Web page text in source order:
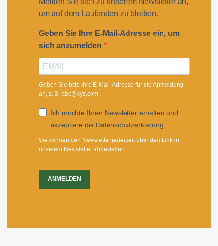
um auf dem Laufenden zu bleiben.
Geben Sie Ihre E-Mail-Adresse ein, um
sich anzumelden
Geben Sie bitte Ihre E-Mail-Adresse für die Anmeldung
an, z. B. abc@xyz.com.
Ich möchte Ihren Newsletter erhalten und
akzeptiere die Datenschutzerklärung.
Sie können den Newsletter jederzeit über den Link in
unserem Newsletter abbestellen.
ANMELDEN